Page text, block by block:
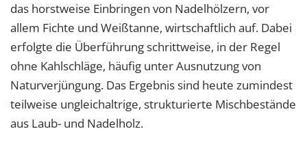
das horstweise Einbringen von Nadelhölzern, vor
allem Fichte und Weißtanne, wirtschaftlich auf. Dabei
erfolgte die Überführung schrittweise, in der Regel
ohne Kahlschläge, häufig unter Ausnutzung von
Naturverjüngung. Das Ergebnis sind heute zumindest
teilweise ungleichaltrige, strukturierte Mischbestände
aus Laub- und Nadelholz.